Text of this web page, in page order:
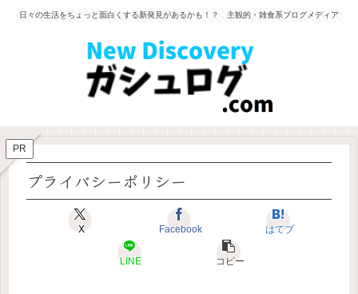
日々の生活をちょっと面白くする新発見があるかも！？ 主観的・雑食系ブログメディア
PR
プライバシーポリシー
X Facebook はてブ
LINE コピー